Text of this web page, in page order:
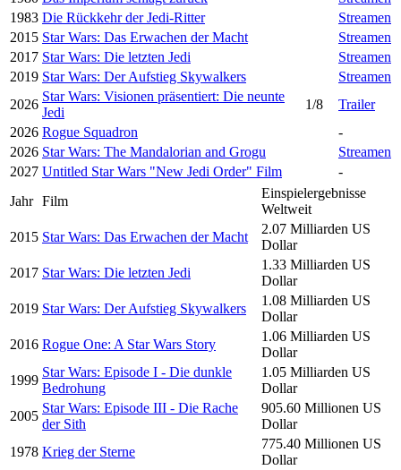
1983 Die Rückkehr der Jedi-Ritter
Streamen
2015 Star Wars: Das Erwachen der Macht
Streamen
2017 Star Wars: Die letzten Jedi
Streamen
2019 Star Wars: Der Aufstieg Skywalkers
Streamen
2026
Star Wars: Visionen präsentiert: Die neunte
Jedi
1/8
Trailer
2026 Rogue Squadron
-
2026 Star Wars: The Mandalorian and Grogu
Streamen
2027 Untitled Star Wars "New Jedi Order" Film
-
Jahr Film
Einspielergebnisse
Weltweit
2015 Star Wars: Das Erwachen der Macht
2.07 Milliarden US
Dollar
2017 Star Wars: Die letzten Jedi
1.33 Milliarden US
Dollar
2019 Star Wars: Der Aufstieg Skywalkers
1.08 Milliarden US
Dollar
2016 Rogue One: A Star Wars Story
1.06 Milliarden US
Dollar
1999
Star Wars: Episode I - Die dunkle
Bedrohung
1.05 Milliarden US
Dollar
2005
Star Wars: Episode III - Die Rache
der Sith
905.60 Millionen US
Dollar
1978 Krieg der Sterne
775.40 Millionen US
Dollar